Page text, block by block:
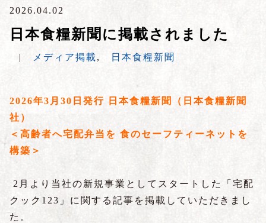
2026.04.02
日本食糧新聞に掲載されました
| メディア掲載, 日本食糧新聞
2026年3月30日発行 日本食糧新聞（日本食糧新聞
社）
＜高齢者へ宅配弁当を 食のセーフティーネットを
構築＞
2月より当社の新規事業としてスタートした「宅配
クック123」に関する記事を掲載していただきまし
た。